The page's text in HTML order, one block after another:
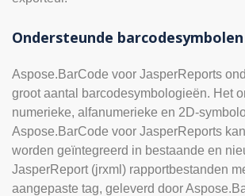
Ondersteunde barcodesymbolen
Aspose.BarCode voor JasperReports
groot aantal barcodesymbologieën. Het
numerieke, alfanumerieke en 2D-
Aspose.BarCode voor JasperReports
worden geïntegreerd in bestaande en
JasperReport (jrxml) rapportbestanden
aangepaste tag, geleverd door